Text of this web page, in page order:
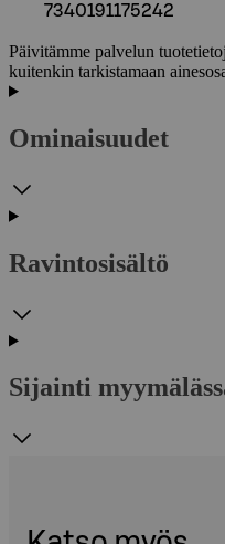
7340191175242
Päivitämme palvelun
kuitenkin tarkistamaan
Ominaisuudet
Ravintosisältö
Sijainti